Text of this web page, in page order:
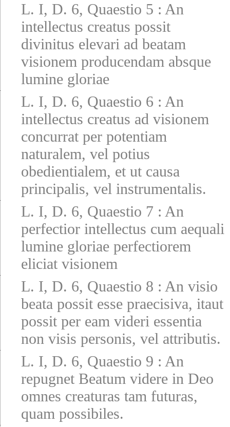
L. I, D. 6, Quaestio 5 : An
intellectus creatus possit
divinitus elevari ad beatam
visionem producendam absque
lumine gloriae
L. I, D. 6, Quaestio 6 : An
intellectus creatus ad visionem
concurrat per potentiam
naturalem, vel potius
obedientialem, et ut causa
principalis, vel instrumentalis.
L. I, D. 6, Quaestio 7 : An
perfectior intellectus cum aequali
lumine gloriae perfectiorem
eliciat visionem
L. I, D. 6, Quaestio 8 : An visio
beata possit esse praecisiva, itaut
possit per eam videri essentia
non visis personis, vel attributis.
L. I, D. 6, Quaestio 9 : An
repugnet Beatum videre in Deo
omnes creaturas tam futuras,
quam possibiles.